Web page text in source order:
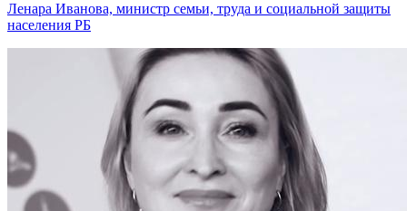
Ленара Иванова, министр семьи, труда и социальной защиты
населения РБ